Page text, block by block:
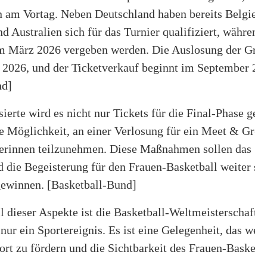
Vortag. Neben Deutschland haben bereits
Australien sich für das Turnier qualifiziert,
März 2026 vergeben werden. Die Auslosung der
und der Ticketverkauf beginnt im September
wird es nicht nur Tickets für die Final-Phase
Möglichkeit, an einer Verlosung für ein Meet &
teilzunehmen. Diese Maßnahmen sollen das
die Begeisterung für den Frauen-Basketball weiter
[Basketball-Bund]
dieser Aspekte ist die Basketball-
ein Sportereignis. Es ist eine Gelegenheit, das
zu fördern und die Sichtbarkeit des Frauen-